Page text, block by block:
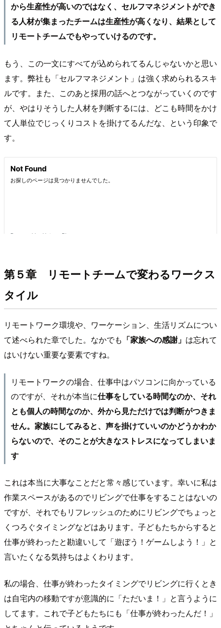
から生産性が高いのではなく、セルフマネジメントができ
る人材が集まったチームは生産性が高くなり、結果として
リモートチームでもやっていけるのです。
もう、この一文にすべてが込められてるんじゃないかと思い
ます。弊社も「セルフマネジメント」は強く求められるスキ
ルです。また、このあと採用の話へとつながっていくのです
が、やはりそうした人材を判断するには、どこも時間をかけ
て人単位でじっくりコストを掛けてるんだな、という印象で
す。
第５章 リモートチームで変わるワークス
タイル
リモートワーク環境や、ワーケーション、生活リズムについ
て述べられた章でした。なかでも 「家族への感謝」 は忘れて
はいけない重要な要素ですね。
リモートワークの場合、仕事中はパソコンに向かっている
のですが、それが本当に仕事をしている時間なのか、それ
とも個人の時間なのか、外から見ただけでは判断がつきま
せん。家族にしてみると、声を掛けていいのかどうかわか
らないので、そのことが大きなストレスになってしまいま
す
これは本当に大事なことだと常々感じています。幸いに私は
作業スペースがあるのでリビングで仕事をすることはないの
ですが、それでもリフレッシュのためにリビングでちょっと
くつろぐタイミングなどはあります。子どもたちからすると
仕事が終わったと勘違いして「遊ぼう！ゲームしよう！」と
言いたくなる気持ちはよくわります。
私の場合、仕事が終わったタイミングでリビングに行くとき
は自宅内の移動ですが意識的に「ただいま！」と言うように
してます。これで子どもたちにも「仕事が終わったんだ！」